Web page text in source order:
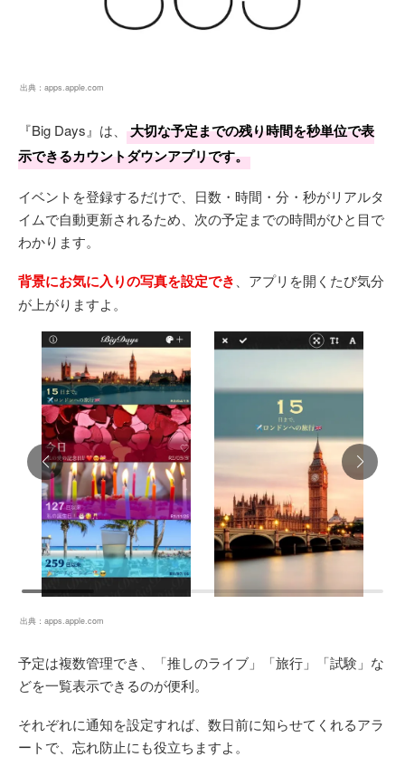
出典： apps.apple.com
『Big Days』は、
大切な予定までの残り時間を秒単位で表
示できるカウントダウンアプリです。
イベントを登録するだけで、日数・時間・分・秒がリアルタ
イムで自動更新されるため、次の予定までの時間がひと目で
わかります。
背景にお気に入りの写真を設定でき 、アプリを開くたび気分
が上がりますよ。
出典： apps.apple.com
予定は複数管理でき、「推しのライブ」「旅行」「試験」な
どを一覧表示できるのが便利。
それぞれに通知を設定すれば、数日前に知らせてくれるアラ
ートで、忘れ防止にも役立ちますよ。